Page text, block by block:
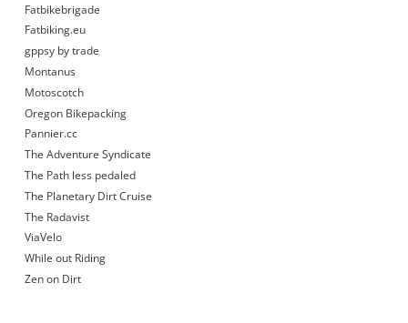
Fatbikebrigade
Fatbiking.eu
gppsy by trade
Montanus
Motoscotch
Oregon Bikepacking
Pannier.cc
The Adventure Syndicate
The Path less pedaled
The Planetary Dirt Cruise
The Radavist
ViaVelo
While out Riding
Zen on Dirt